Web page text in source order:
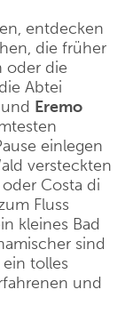
entdecken
die früher
oder die
Abtei
und Eremo
einlegen
versteckten
Costa di
Fluss
kleines Bad
sind
tolles
und